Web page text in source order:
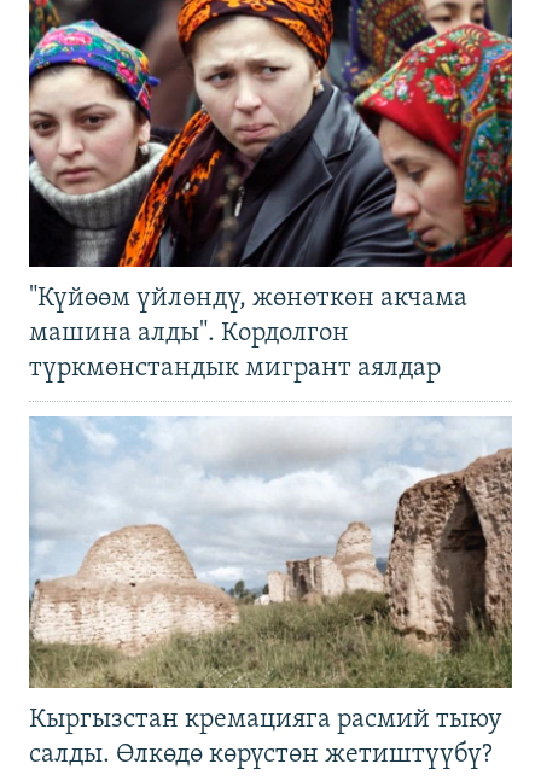
"Күйөөм үйлөндү, жөнөткөн акчама
машина алды". Кордолгон
түркмөнстандык мигрант аялдар
Кыргызстан кремацияга расмий тыюу
салды. Өлкөдө көрүстөн жетиштүүбү?